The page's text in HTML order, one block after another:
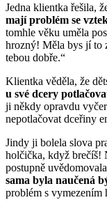
Jedna klientka řešila,
mají problém se
tomhle věku uměla
hrozný! Měla bys jí to
tebou dobře.“
Klientka věděla, že
u své dcery
ji někdy opravdu
nepotlačovat dceřiny
Jindy ji bolela slova
holčička, když brečíš!
postupně
sama byla naučená
problém s vymezením